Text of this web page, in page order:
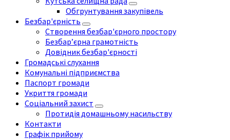
Обгрунтування закупівель
Безбар'єрність
Створення безбар'єрного простору
Безбар’єрна грамотність
Довідник безбар'єрності
Громадські слухання
Комунальні підприємства
Паспорт громади
Укриття громади
Соціальний захист
Протидія домашньому насильству
Контакти
Графік прийому